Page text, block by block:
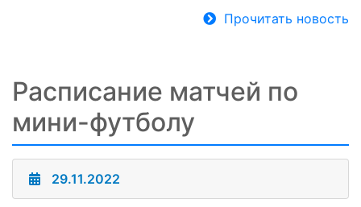
Прочитать новость
Расписание матчей по
мини-футболу
29.11.2022